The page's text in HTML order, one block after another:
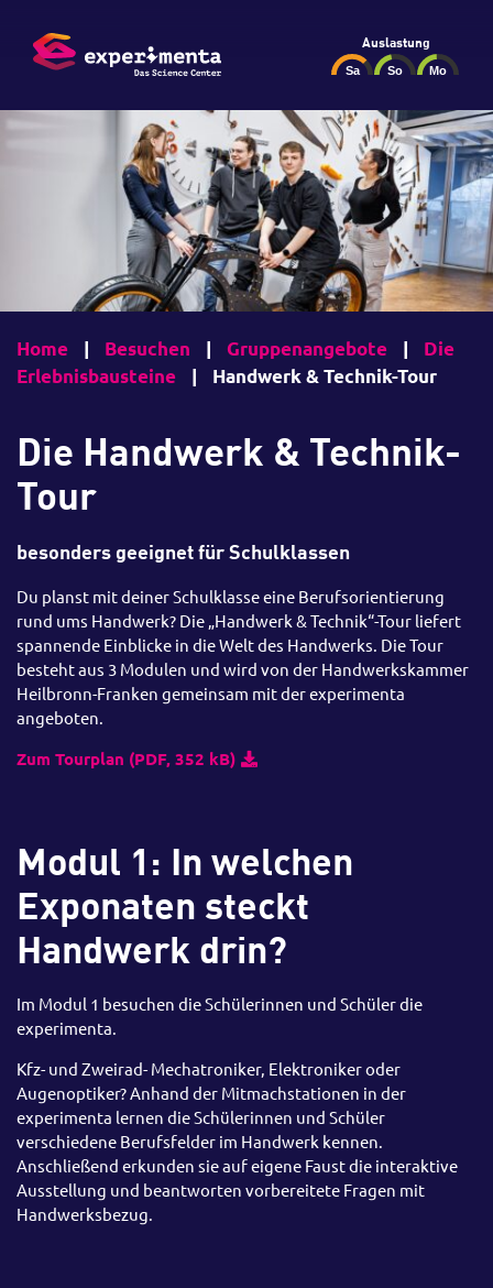
Auslastung
Home | Besuchen | Gruppenangebote |
Die
Erlebnisbausteine
| Handwerk & Technik-Tour
Die Handwerk & Technik-
Tour
besonders geeignet für Schulklassen
Du planst mit deiner Schulklasse eine Berufsorientierung
rund ums Handwerk? Die „Handwerk & Technik“-Tour liefert
spannende Einblicke in die Welt des Handwerks. Die Tour
besteht aus 3 Modulen und wird von der Handwerkskammer
Heilbronn-Franken gemeinsam mit der experimenta
angeboten.
Zum Tourplan (PDF, 352 kB)
Modul 1: In welchen
Exponaten steckt
Handwerk drin?
Im Modul 1 besuchen die Schülerinnen und Schüler die
experimenta.
Kfz- und Zweirad- Mechatroniker, Elektroniker oder
Augenoptiker? Anhand der Mitmachstationen in der
experimenta lernen die Schülerinnen und Schüler
verschiedene Berufsfelder im Handwerk kennen.
Anschließend erkunden sie auf eigene Faust die interaktive
Ausstellung und beantworten vorbereitete Fragen mit
Handwerksbezug.